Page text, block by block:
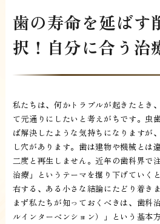
歯の寿命を延ばす
択！自分に合う治
私たちは、何かトラブルが起きたとき
て元通りにしたいと考えがちです。虫
ば解決したような気持ちになりますが
し穴があります。歯は建物や機械とは
二度と再生しません。近年の歯科界で
治療」というテーマを掘り下げていく
右する、ある小さな結論にたどり着きま
まず私たちが知っておくべきは、歯科
ルインターベンション）」という基本